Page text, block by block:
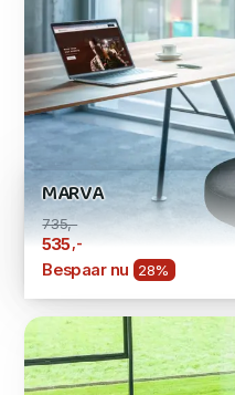
MARVA
735,-
535 ,-
Bespaar nu 28%